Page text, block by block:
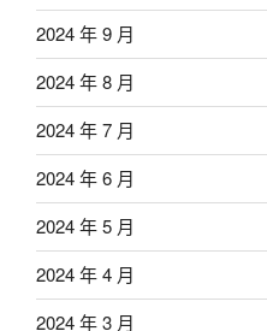
2024 年 9 月
2024 年 8 月
2024 年 7 月
2024 年 6 月
2024 年 5 月
2024 年 4 月
2024 年 3 月